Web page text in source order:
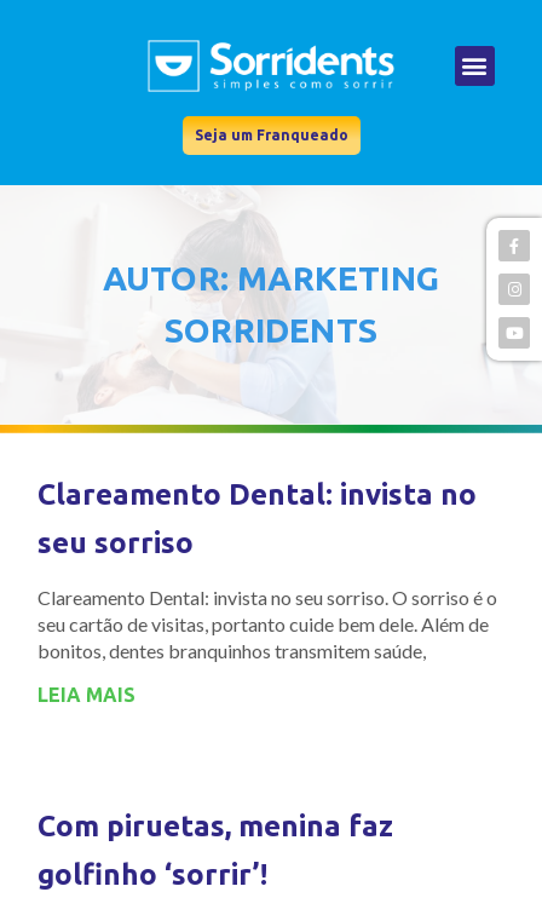
Seja um Franqueado
AUTOR: MARKETING
SORRIDENTS
Clareamento Dental: invista no
seu sorriso
Clareamento Dental: invista no seu sorriso. O sorriso é o
seu cartão de visitas, portanto cuide bem dele. Além de
bonitos, dentes branquinhos transmitem saúde,
LEIA MAIS
Com piruetas, menina faz
golfinho ‘sorrir’!